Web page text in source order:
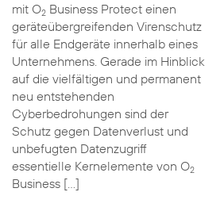
mit O2Business Protect einen
geräteübergreifenden Virenschutz
für alle Endgeräte innerhalb eines
Unternehmens. Gerade im Hinblick
auf die vielfältigen und permanent
neu entstehenden
Cyberbedrohungen sind der
Schutz gegen Datenverlust und
unbefugten Datenzugriff
essentielle Kernelemente von O2
Business […]